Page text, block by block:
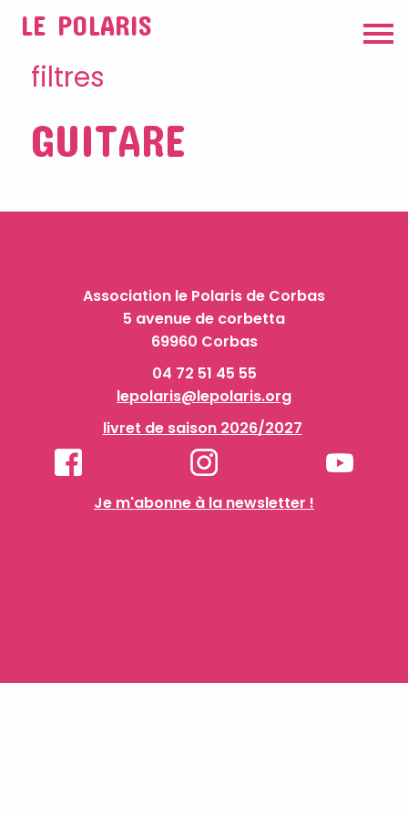
LE POLARIS
filtres
GUITARE
Association le Polaris de Corbas
5 avenue de corbetta
69960 Corbas
04 72 51 45 55
lepolaris@lepolaris.org
livret de saison 2026/2027
Je m'abonne à la newsletter !